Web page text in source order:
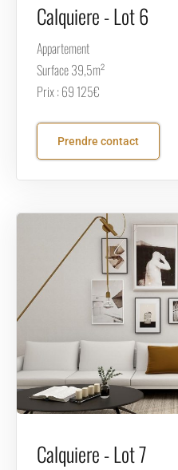
Calquiere - Lot 6
Appartement
Surface 39,5m²
Prix : 69 125€
Prendre contact
Calquiere - Lot 7